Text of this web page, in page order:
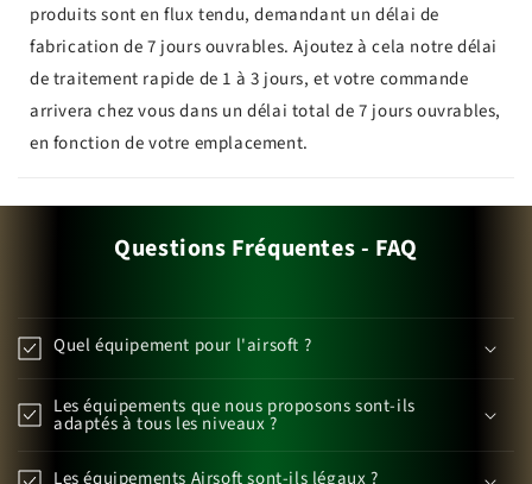
produits sont en flux tendu, demandant un délai de
fabrication de 7 jours ouvrables. Ajoutez à cela notre délai
de traitement rapide de 1 à 3 jours, et votre commande
arrivera chez vous dans un délai total de 7 jours ouvrables,
en fonction de votre emplacement.
Questions Fréquentes - FAQ
Quel équipement pour l'airsoft ?
Les équipements que nous proposons sont-ils
adaptés à tous les niveaux ?
Les équipements Airsoft sont-ils légaux ?